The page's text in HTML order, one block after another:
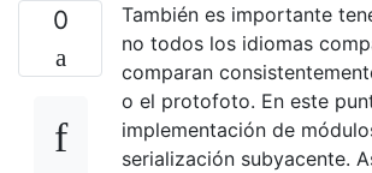
0
También es importante
no todos los idiomas
comparan
o el protofoto. En este
implementación de
serialización subyacente.